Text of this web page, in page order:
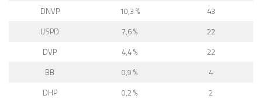
DNVP 10,3 %
43
USPD
7,6 %
22
DVP
4,4 %
22
BB
0,9 %
4
DHP
0,2 %
2